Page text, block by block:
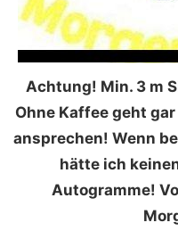
Achtung! Min. 3 m
Ohne Kaffee geht
ansprechen! Wenn
hätte ich
Autogramme!